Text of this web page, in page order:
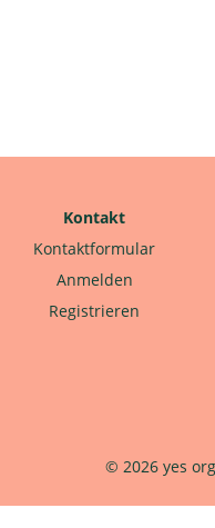
Kontakt
Kontaktformular
Anmelden
Registrieren
© 2026 yes